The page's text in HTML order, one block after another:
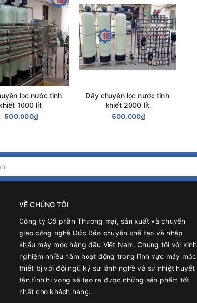
lọc nước tinh
khiết 1000 lít
500.000₫
Dây chuyền lọc nước tinh
khiết 2000 lít
500.000₫
VỀ CHÚNG TÔI
Công ty Cổ phần Thương mại, sản xuất và chuyển
giao công nghệ Đức Bảo chuyên chế tạo và nhập
khẩu máy móc hàng đầu Việt Nam. Chúng tôi với kinh
nghiệm nhiều năm hoạt động trong lĩnh vực máy móc
thiết bị với đội ngũ kỹ sư lành nghề và sự nhiệt huyết
tận tình hi vọng sẽ tạo ra được những sản phẩm tốt
nhất cho khách hàng.